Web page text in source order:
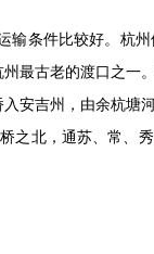
条件比较好。杭
最古老的渡口之一
安吉州，由余杭塘
之北，通苏、常、